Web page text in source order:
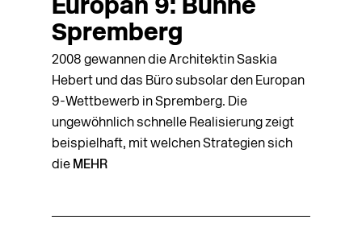
Europan 9: Bühne
Spremberg
2008 gewannen die Architektin Saskia
Hebert und das Büro subsolar den Europan
9-Wettbewerb in Spremberg. Die
ungewöhnlich schnelle Realisierung zeigt
beispielhaft, mit welchen Strategien sich
die MEHR